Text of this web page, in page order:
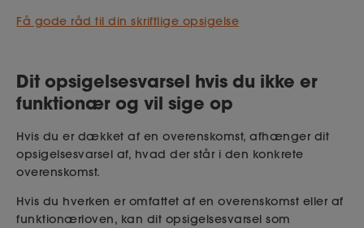
Dokumenter.dk
Få gode råd til din skriftlige opsigelse
Dit opsigelsesvarsel hvis du ikke er
funktionær og vil sige op
Hvis du er dækket af en overenskomst, afhænger dit
opsigelsesvarsel af, hvad der står i den konkrete
overenskomst.
Hvis du hverken er omfattet af en overenskomst eller af
funktionærloven, kan dit opsigelsesvarsel som